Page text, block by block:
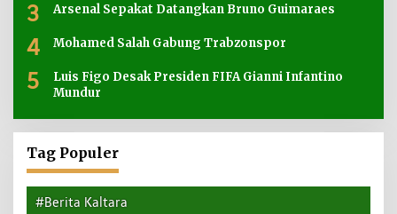
3 Arsenal Sepakat Datangkan Bruno Guimaraes
4 Mohamed Salah Gabung Trabzonspor
5
Luis Figo Desak Presiden FIFA Gianni Infantino
Mundur
Tag Populer
#Berita Kaltara